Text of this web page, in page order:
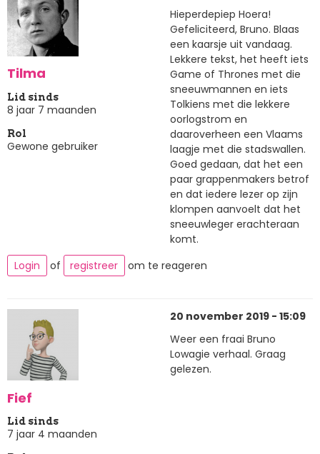
Tilma
Lid sinds
8 jaar 7 maanden
Rol
Gewone gebruiker
Hieperdepiep Hoera!
Gefeliciteerd, Bruno. Blaas
een kaarsje uit vandaag.
Lekkere tekst, het heeft iets
Game of Thrones met die
sneeuwmannen en iets
Tolkiens met die lekkere
oorlogstrom en
daaroverheen een Vlaams
laagje met die stadswallen.
Goed gedaan, dat het een
paar grappenmakers betrof
en dat iedere lezer op zijn
klompen aanvoelt dat het
sneeuwleger erachteraan
komt.
Login
of registreer om te reageren
Fief
Lid sinds
7 jaar 4 maanden
20 november 2019 - 15:09
Weer een fraai Bruno
Lowagie verhaal. Graag
gelezen.